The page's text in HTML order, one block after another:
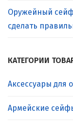
Оружейный
сделать
КАТЕГОРИИ
Аксессуары для
Армейские